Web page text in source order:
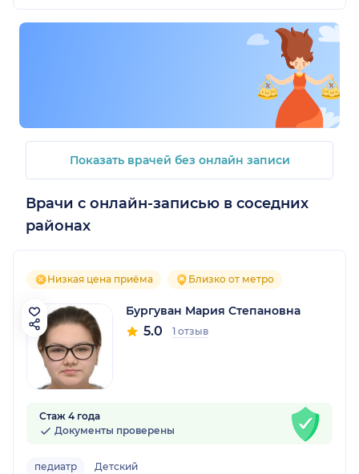
Показать врачей без онлайн записи
Врачи с онлайн-записью в соседних
районах
Низкая цена приёма Близко от метро
Бургуван Мария Степановна
5.0 1 отзыв
Стаж 4 года
Документы проверены
педиатр Детский